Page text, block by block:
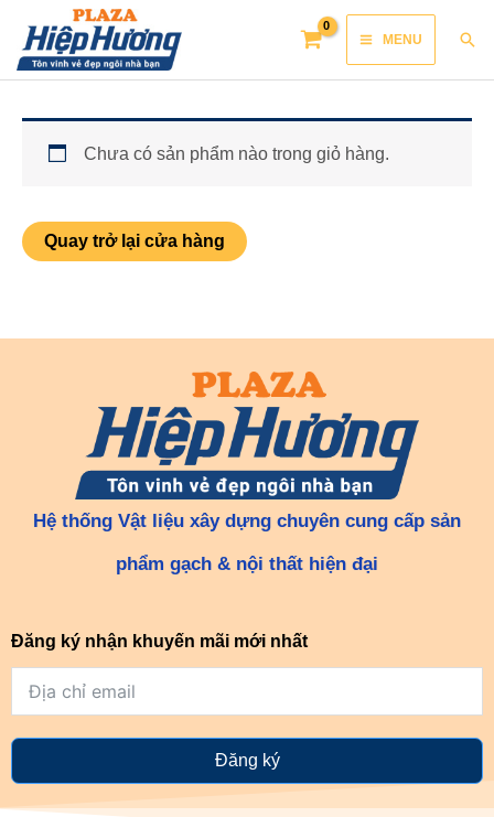
content
Main
Menu
MENU
Chưa có sản phẩm nào trong giỏ hàng.
Quay trở lại cửa hàng
Hệ thống Vật liệu xây dựng chuyên cung cấp sản
phẩm gạch & nội thất hiện đại
Đăng ký nhận khuyến mãi mới nhất
Đăng ký